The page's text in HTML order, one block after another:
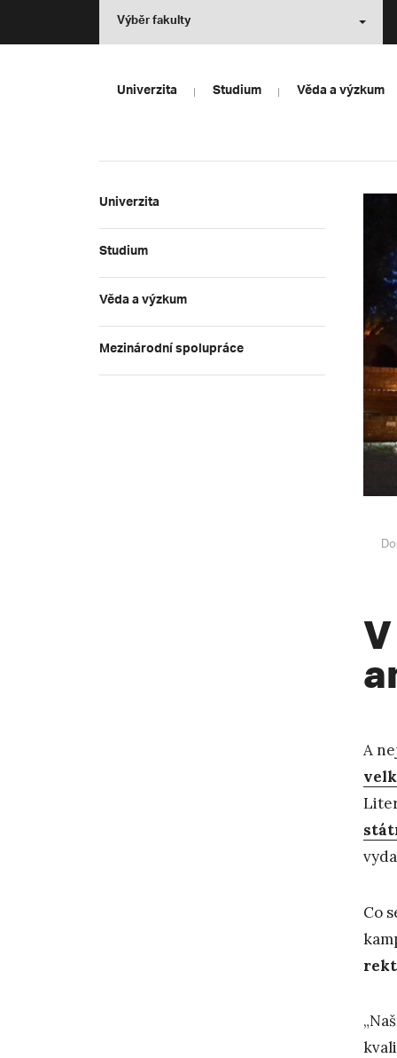
Výběr fakulty
Univerzita Studium Věda a výzkum
Univerzita
Studium
Věda a výzkum
Mezinárodní spolupráce
A
Co